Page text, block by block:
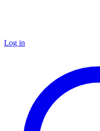
Log in